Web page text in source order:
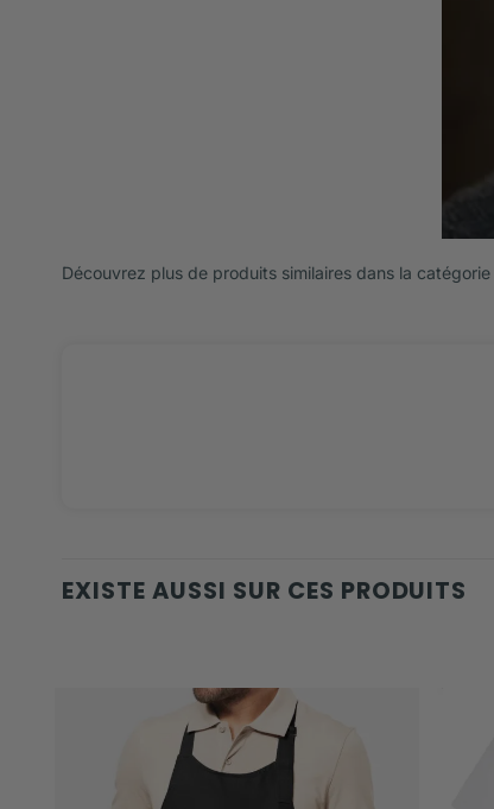
Découvrez plus de produits similaires dans la catégorie
EXISTE AUSSI SUR CES PRODUITS